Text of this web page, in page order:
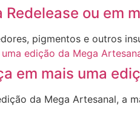
ou em
pigmentos e outros
em mais uma
da Mega Artesanal, a